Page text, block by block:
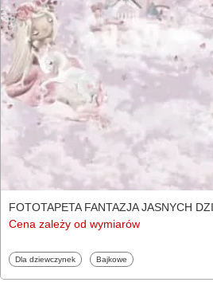
FOTOTAPETA FANTAZJA JASNYCH
Cena zależy od wymiarów
Fototapety
Dla dziewczynek Fototapety
Bajkowe